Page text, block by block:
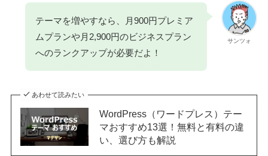
サンツォ
テーマを増やすなら、月900円プレミア
ムプランや月2,900円のビジネスプラン
へのランクアップが必要だよ！
あわせて読みたい
WordPress（ワードプレス）テー
マおすすめ13選！無料と有料の違
い、選び方も解説